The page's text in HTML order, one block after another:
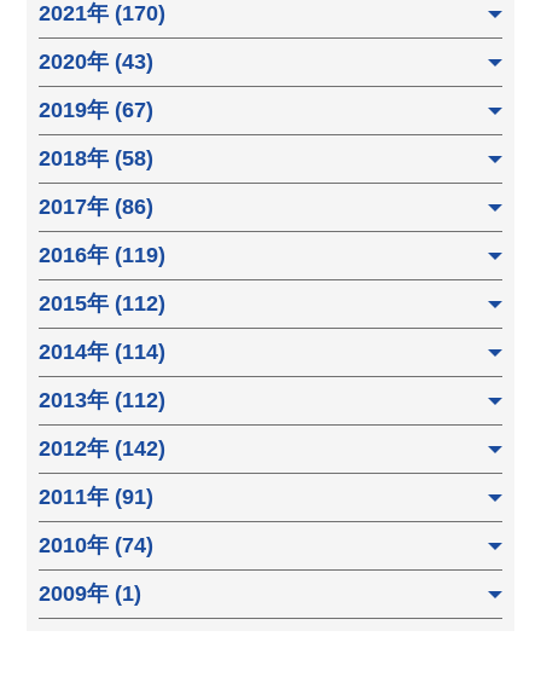
2021年 (170)
2020年 (43)
2019年 (67)
2018年 (58)
2017年 (86)
2016年 (119)
2015年 (112)
2014年 (114)
2013年 (112)
2012年 (142)
2011年 (91)
2010年 (74)
2009年 (1)